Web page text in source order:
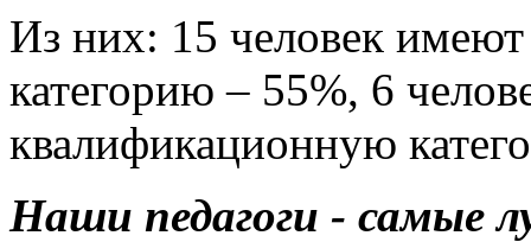
Из них: 15 человек
категорию – 55%, 6
квалификационную
Наши педагоги - самые